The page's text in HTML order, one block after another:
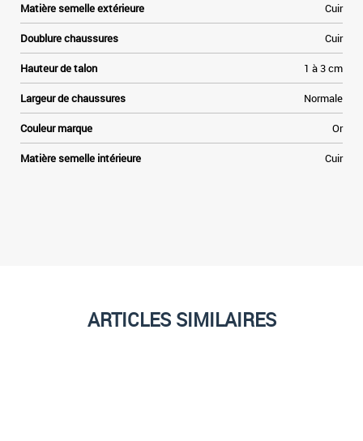
Matière semelle extérieure Cuir
Doublure chaussures Cuir
Hauteur de talon 1 à 3 cm
Largeur de chaussures Normale
Couleur marque Or
Matière semelle intérieure Cuir
ARTICLES SIMILAIRES